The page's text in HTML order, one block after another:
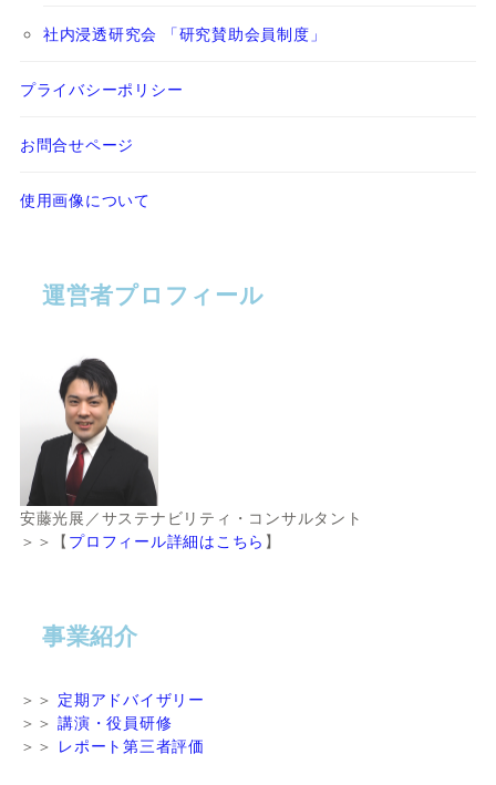
社内浸透研究会 「研究賛助会員制度」
プライバシーポリシー
お問合せページ
使用画像について
運営者プロフィール
安藤光展／サステナビリティ・コンサルタント
＞＞【 プロフィール詳細はこちら 】
事業紹介
＞＞ 定期アドバイザリー
＞＞講演・役員研修
＞＞ レポート第三者評価